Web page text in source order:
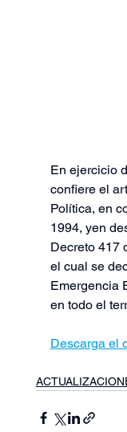
En ejercicio
confiere el
Política, en
1994, yen
Decreto 417
el cual se
Emergencia
en todo el
Descarga el